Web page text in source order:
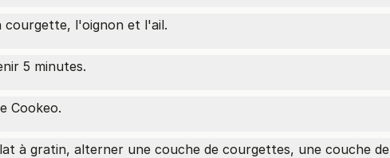
courgette, l'oignon et l'ail.
5 minutes.
Cookeo.
à gratin, alterner une couche de courgettes, une couche de